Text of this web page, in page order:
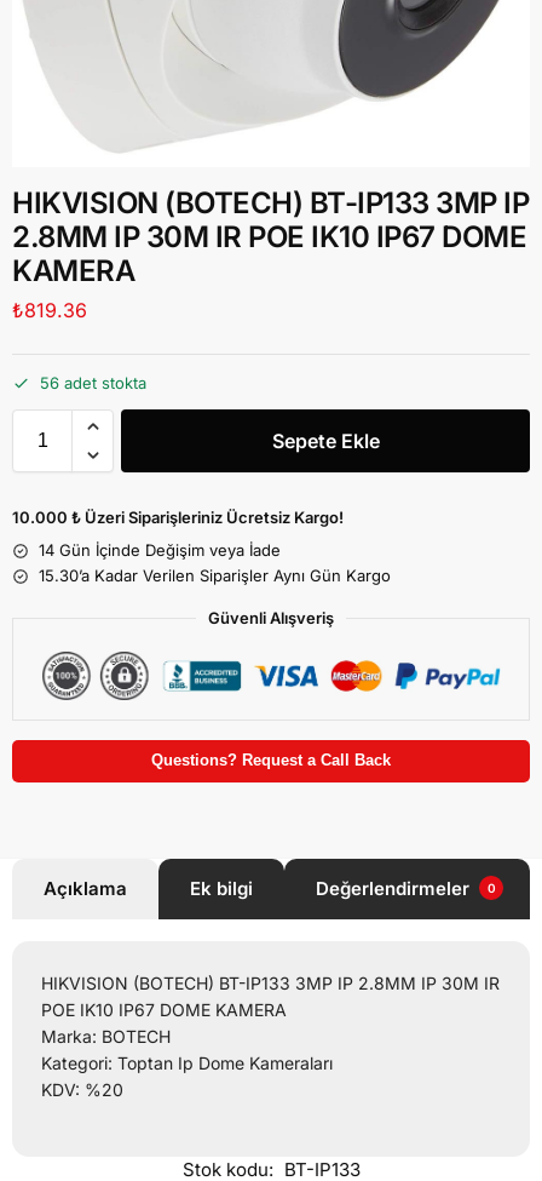
HIKVISION (BOTECH) BT-IP133 3MP IP
2.8MM IP 30M IR POE IK10 IP67 DOME
KAMERA
₺819.36
56 adet stokta
Sepete Ekle
10.000 ₺ Üzeri Siparişleriniz Ücretsiz Kargo!
14 Gün İçinde Değişim veya İade
15.30’a Kadar Verilen Siparişler Aynı Gün Kargo
Güvenli Alışveriş
Questions? Request a Call Back
Açıklama Ek bilgi Değerlendirmeler 0
HIKVISION (BOTECH) BT-IP133 3MP IP 2.8MM IP 30M IR
POE IK10 IP67 DOME KAMERA
Marka: BOTECH
Kategori: Toptan Ip Dome Kameraları
KDV: %20
Stok kodu: BT-IP133